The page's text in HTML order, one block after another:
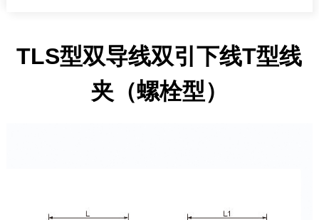
TLS型双导线双引下线T型线
夹（螺栓型）